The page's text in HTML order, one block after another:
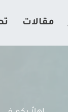
مقالات